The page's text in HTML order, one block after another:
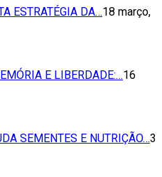
ESTRATÉGIA DA…18 março,
E LIBERDADE:…16
SEMENTES E NUTRIÇÃO…3